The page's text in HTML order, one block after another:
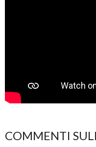
COMMENTI